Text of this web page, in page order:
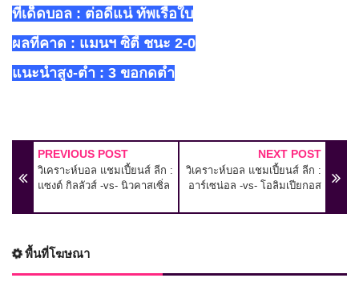
ทีเด็ดบอล : ต่อดีแน่ ทัพเรือใบ
ผลที่คาด : แมนฯ ซิตี้ ชนะ 2-0
แนะนำสูง-ตำ่ : 3 ขอกดตำ่
PREVIOUS POST
วิเคราะห์บอล แชมเปี้ยนส์ ลีก :
แซงต์ กิลลัวส์ -vs- นิวคาสเซิ่ล
NEXT POST
วิเคราะห์บอล แชมเปี้ยนส์ ลีก :
อาร์เซน่อล -vs- โอลิมเปียกอส
พื้นที่โฆษณา